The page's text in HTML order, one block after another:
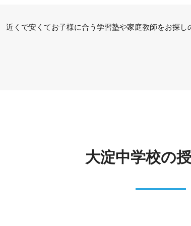
近くで安くてお子様に合う学習塾や家庭教師をお探
大淀中学校の